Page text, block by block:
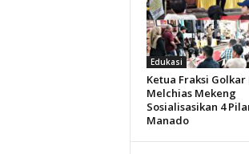
Edukasi
Ketua Fraksi Golkar
Melchias Mekeng
Sosialisasikan 4
Manado